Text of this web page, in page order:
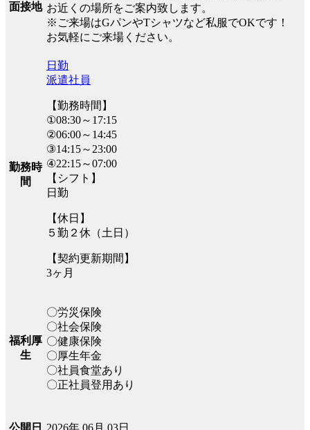
面接地 お近くの場所をご案内致します。
※ご来場はGパンやTシャツなど私服でOKです！
お気軽にご来場ください。
勤務時
間
日勤
派遣社員
【勤務時間】
①08:30～17:15
②06:00～14:45
③14:15～23:00
④22:15～07:00
【シフト】
日勤
【休日】
５勤２休（土日）
【契約更新期間】
3ヶ月
福利厚
生
〇労災保険
〇社会保険
〇健康保険
〇厚生年金
〇社員食堂あり
〇正社員登用あり
2026年 06月 03日